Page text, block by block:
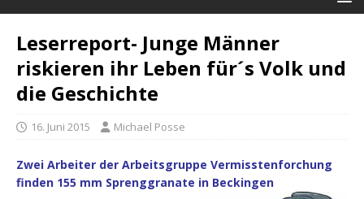
Leserreport- Junge Männer
riskieren ihr Leben für´s Volk und
die Geschichte
16. Juni 2015 Michael Posse
Zwei Arbeiter der Arbeitsgruppe Vermisstenforchung
finden 155 mm Sprenggranate in Beckingen